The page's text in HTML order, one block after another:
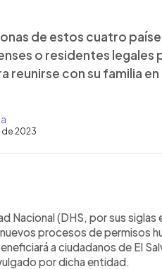
de estos cuatro
o residentes legales
con su familia en
2023
Nacional (DHS, por sus siglas
procesos de permisos
a ciudadanos de El
por dicha entidad.